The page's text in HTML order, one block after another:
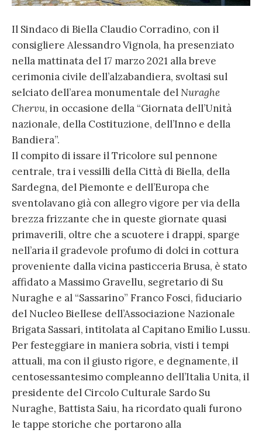
Il Sindaco di Biella Claudio Corradino, con il
consigliere Alessandro Vignola, ha presenziato
nella mattinata del 17 marzo 2021 alla breve
cerimonia civile dell’alzabandiera, svoltasi sul
selciato dell’area monumentale delNuraghe
Chervu, in occasione della “Giornata dell’Unità
nazionale, della Costituzione, dell’Inno e della
Bandiera”.
Il compito di issare il Tricolore sul pennone
centrale, tra i vessilli della Città di Biella, della
Sardegna, del Piemonte e dell’Europa che
sventolavano già con allegro vigore per via della
brezza frizzante che in queste giornate quasi
primaverili, oltre che a scuotere i drappi, sparge
nell’aria il gradevole profumo di dolci in cottura
proveniente dalla vicina pasticceria Brusa, è stato
affidato a Massimo Gravellu, segretario di Su
Nuraghe e al “Sassarino” Franco Fosci, fiduciario
del Nucleo Biellese dell’Associazione Nazionale
Brigata Sassari, intitolata al Capitano Emilio Lussu.
Per festeggiare in maniera sobria, visti i tempi
attuali, ma con il giusto rigore, e degnamente, il
centosessantesimo compleanno dell’Italia Unita, il
presidente del Circolo Culturale Sardo Su
Nuraghe, Battista Saiu, ha ricordato quali furono
le tappe storiche che portarono alla